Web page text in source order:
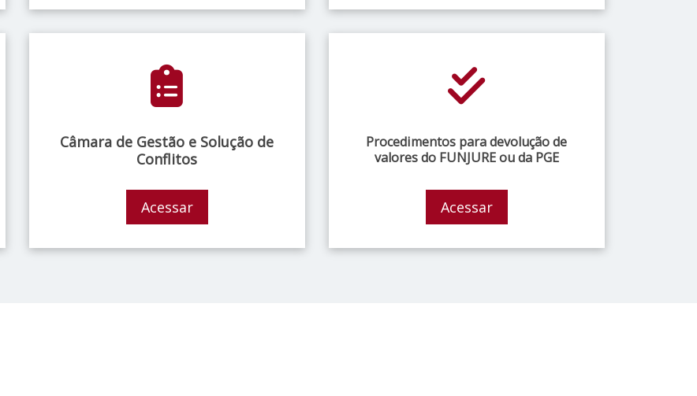
Câmara de Gestão e Solução de
Conflitos
Acessar
Procedimentos para devolução de
valores do FUNJURE ou da PGE
Acessar